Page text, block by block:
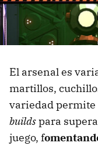
El arsenal es
martillos,
variedad
buildspara
juego, f